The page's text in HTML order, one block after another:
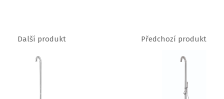
Další produkt Předchozí produkt